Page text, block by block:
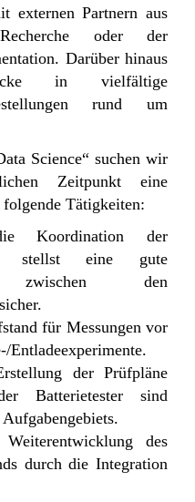
externen Partnern aus
oder der
Darüber hinaus
in vielfältige
rund um
Science“ suchen wir
Zeitpunkt eine
Tätigkeiten:
Koordination der
stellst eine gute
zwischen den
für Messungen vor
Entladeexperimente.
der Prüfpläne
Batterietester sind
des
durch die Integration